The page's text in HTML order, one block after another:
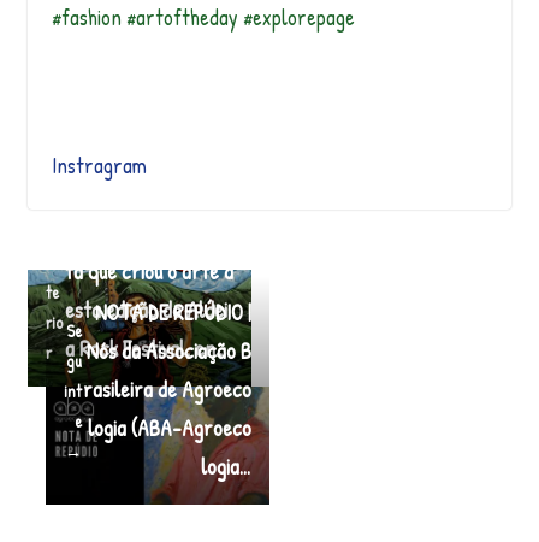
#fashion #artoftheday #explorepage
Instragram
te
rio
r
ta que criou o arte d
esta edição do Aldei
a Rock Festival, en…
Se
gu
int
e
→
NOTA DE REPÚDIO |
Nós da Associação B
rasileira de Agroeco
logia (ABA-Agroeco
logia…